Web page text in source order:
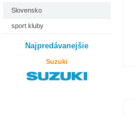
Slovensko
sport kluby
Najpredávanejšie
Suzuki